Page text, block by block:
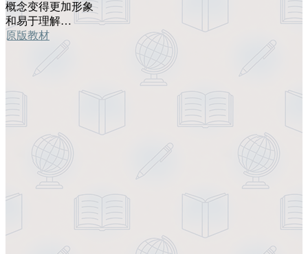
概念变得更加形象
和易于理解…
原版教材